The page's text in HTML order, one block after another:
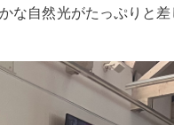
な自然光がたっぷりと